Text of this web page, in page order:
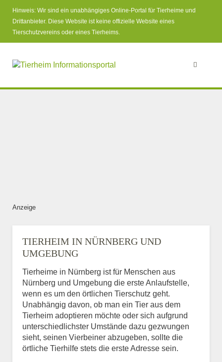
Hinweis: Wir sind ein unabhängiges Online-Portal für Tierheime und
Drittanbieter. Diese Website ist keine offizielle Website eines
Tierschutzvereins oder eines Tierheims.
Anzeige
TIERHEIM IN NÜRNBERG UND
UMGEBUNG
Tierheime in Nürnberg ist für Menschen aus
Nürnberg und Umgebung die erste Anlaufstelle,
wenn es um den örtlichen Tierschutz geht.
Unabhängig davon, ob man ein Tier aus dem
Tierheim adoptieren möchte oder sich aufgrund
unterschiedlichster Umstände dazu gezwungen
sieht, seinen Vierbeiner abzugeben, sollte die
örtliche Tierhilfe stets die erste Adresse sein.